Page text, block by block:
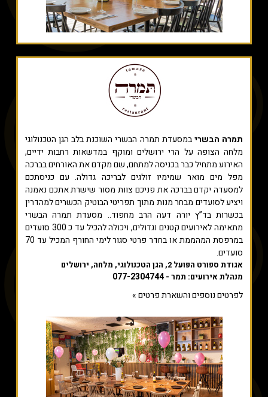
תמרה הבשריבמסעדת תמרה הבשרי השוכנת בלב הגן הטכנולוגי
מלחה הצופה על הרי ירושלים ומוקף במדשאות רחבות ידיים,
האירוע מתחיל כבר בכניסה למתחם, שם מקדם את האורחים בברכה
מפל מים מואר שמימיו זולגים לבריכה גדולה. עם כניסתכם
למסעדה יקדם בברכה את פניכם צוות מסור שישרת אתכם נאמנה
ויציע לסועדים מבחר מנות מתוך תפריטי הבוטיק הכשרים למהדרין
בכשרות בד”ץ יורה דעה הרב מחפוד.. מסעדת תמרה הבשרי
מתאימה לאירועים קטנים וגדולים, ויכולה להכיל עד כ 300 סועדים
במרפסת המהממת או בחדר פרטי סגור לימי החורף המכיל עד 70
סועדים.
אגודת ספורט הפועל 2, הגן הטכנולוגי, מלחה, ירושלים
מנהלת אירועים: תמר -077-2304744
לפרטים נוספים והשארת פרטים »